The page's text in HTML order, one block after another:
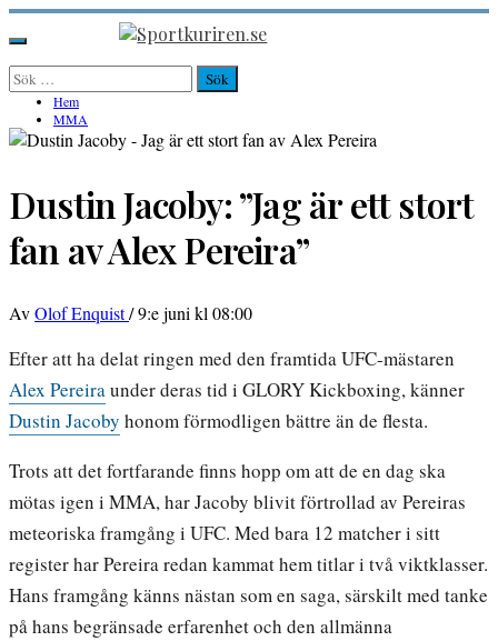
Hoppa
till
innehåll
Sportkuriren.se
Primär
meny
Sök
efter: Hem
MMA
Dustin Jacoby: ”Jag är ett stort
fan av Alex Pereira”
AvOlof Enquist/9:e juni kl 08:00
Efter att ha delat ringen med den framtida UFC-mästaren
Alex Pereiraunder deras tid i GLORY Kickboxing, känner
Dustin Jacoby honom förmodligen bättre än de flesta.
Trots att det fortfarande finns hopp om att de en dag ska
mötas igen i MMA, har Jacoby blivit förtrollad av Pereiras
meteoriska framgång i UFC. Med bara 12 matcher i sitt
register har Pereira redan kammat hem titlar i två viktklasser.
Hans framgång känns nästan som en saga, särskilt med tanke
på hans begränsade erfarenhet och den allmänna